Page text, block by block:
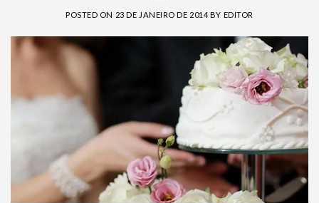
POSTED ON 23 DE JANEIRO DE 2014 BY EDITOR